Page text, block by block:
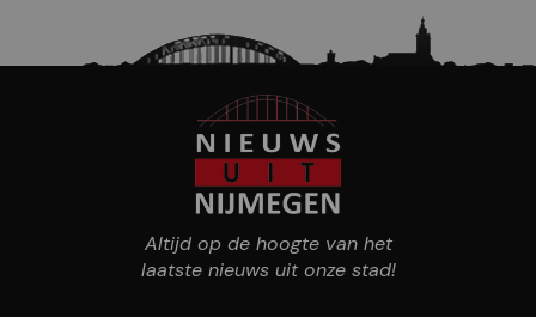
Altijd op de hoogte van het
laatste nieuws uit onze stad!